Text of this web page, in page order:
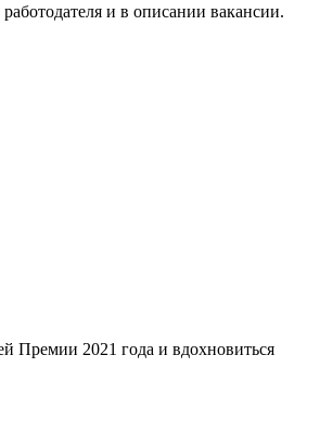
и в описании вакансии.
Премии 2021 года и вдохновиться